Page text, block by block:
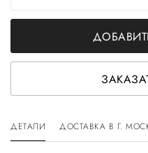
ДЕТАЛИ ДОСТАВКА В Г.